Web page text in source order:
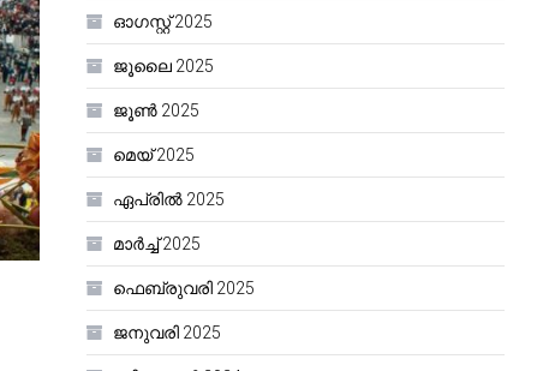
ഓഗസ്റ്റ്‌ 2025
ജൂലൈ 2025
ജൂൺ 2025
മെയ്‌ 2025
ഏപ്രിൽ 2025
മാർച്ച്‌ 2025
ഫെബ്രുവരി 2025
ജനുവരി 2025